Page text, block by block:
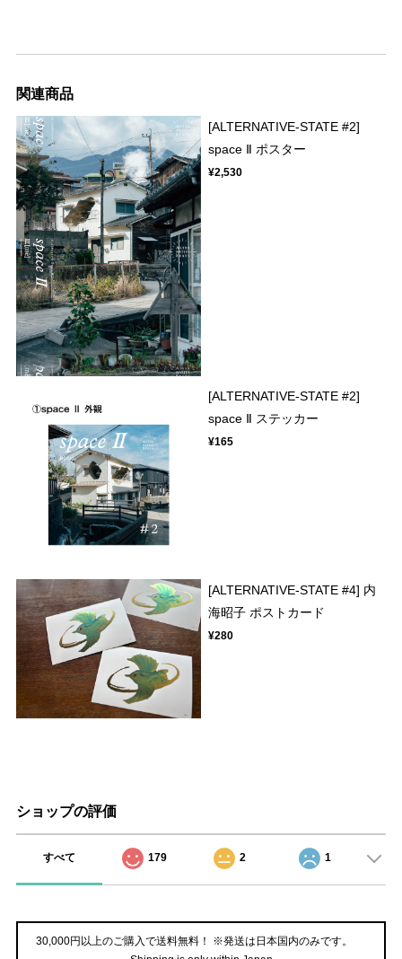
関連商品
[ALTERNATIVE-STATE #2]
space Ⅱ ポスター
¥2,530
[ALTERNATIVE-STATE #2]
space Ⅱ ステッカー
¥165
[ALTERNATIVE-STATE #4] 内
海昭子 ポストカード
¥280
ショップの評価
すべて 179 2 1
30,000円以上のご購入で送料無料！ ※発送は日本国内のみです。